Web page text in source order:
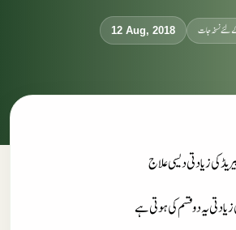
12 Aug, 2018 نسخہ جات
کی زیادتی دیسی علاج
یہ دو قسم کی ہوتی ہے